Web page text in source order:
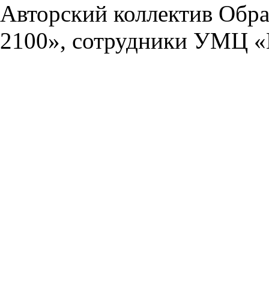
Авторский коллектив
2100», сотрудники УМЦ